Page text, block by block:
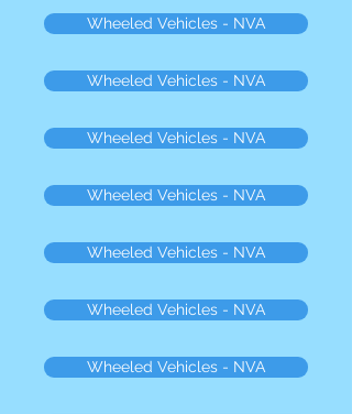
Wheeled Vehicles - NVA
Wheeled Vehicles - NVA
Wheeled Vehicles - NVA
Wheeled Vehicles - NVA
Wheeled Vehicles - NVA
Wheeled Vehicles - NVA
Wheeled Vehicles - NVA